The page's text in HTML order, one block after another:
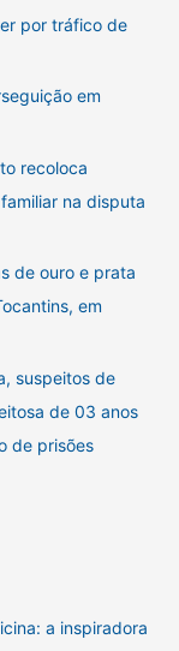
por tráfico de
em
recoloca
na disputa
de ouro e prata
em
suspeitos de
de 03 anos
de prisões
a inspiradora